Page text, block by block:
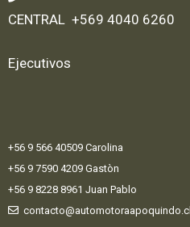
CENTRAL +569 4040 6260
Ejecutivos
+56 9 566 40509 Carolina
+56 9 7590 4209 Gastòn
+56 9 8228 8961 Juan Pablo
contacto@automotoraapoquindo.cl